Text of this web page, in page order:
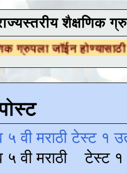
शैक्षणिक
होण्यासाठीयेथे क्लिक
५ वी मराठी टेस्ट १
५ वी मराठी टेस्ट